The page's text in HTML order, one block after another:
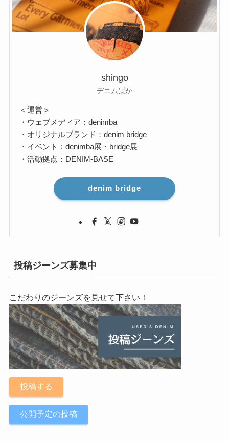
shingo
デニムばか
＜運営＞
・ウェブメディア：denimba
・オリジナルブランド：denim bridge
・イベント：denimba展・bridge展
・活動拠点：DENIM-BASE
denim bridge
投稿ジーンズ募集中
こだわりのジーンズを見せて下さい！
投稿する
公開予定の投稿